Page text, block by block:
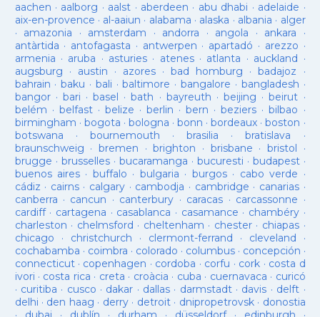
aachen · aalborg · aalst · aberdeen · abu dhabi · adelaide ·
aix-en-provence · al-aaiun · alabama · alaska · albania · alger
· amazonia · amsterdam · andorra · angola · ankara ·
antàrtida · antofagasta · antwerpen · apartadó · arezzo ·
armenia · aruba · asturies· atenes· atlanta · auckland ·
augsburg · austin · azores·bad homburg ·badajoz ·
bahrain ·baku · bali ·baltimore ·bangalore · bangladesh ·
bangor· bari ·basel ·bath · bayreuth ·beijing ·beirut ·
belém · belfast· belize · berlin ·bern ·beziers ·bilbao ·
birmingham · bogota · bologna ·bonn ·bordeaux ·boston ·
botswana · bournemouth ·brasilia ·bratislava ·
braunschweig · bremen ·brighton · brisbane · bristol ·
brugge · brusselles· bucaramanga · bucuresti · budapest·
buenos aires· buffalo · bulgaria · burgos· cabo verde ·
cádiz · cairns· calgary · cambodja · cambridge · canarias·
canberra · cancun · canterbury · caracas · carcassonne ·
cardiff· cartagena · casablanca · casamance · chambéry·
charleston · chelmsford · cheltenham · chester· chiapas ·
chicago · christchurch · clermont-ferrand · cleveland ·
cochabamba · coimbra · colorado · columbus· concepción ·
connecticut· copenhagen · cordoba · corfu · cork · costa d
ivori · costa rica · creta · croàcia · cuba · cuernavaca · curicó
· curitiba · cusco · dakar · dallas · darmstadt· davis · delft ·
delhi · den haag · derry· detroit· dnipropetrovsk· donostia